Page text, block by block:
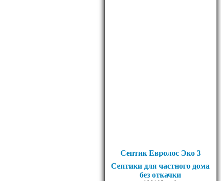
Септик Евролос Эко 3
Септики для частного дома
без откачки